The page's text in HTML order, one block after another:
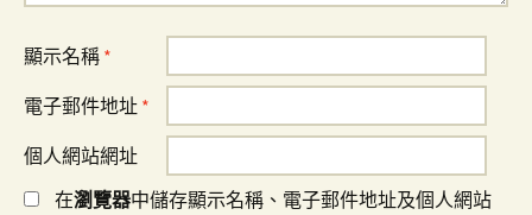
顯示名稱 *
電子郵件地址 *
個人網站網址
在瀏覽器中儲存顯示名稱、電子郵件地址及個人網站